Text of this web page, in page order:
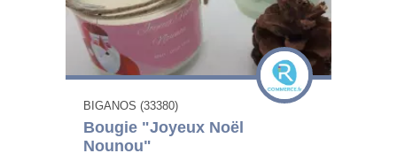
BIGANOS (33380)
Bougie "Joyeux Noël
Nounou"